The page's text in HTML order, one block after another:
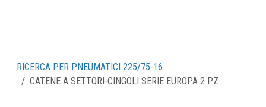
RICERCA PER PNEUMATICI 225/75-16
CATENE A SETTORI-CINGOLI SERIE EUROPA 2 PZ